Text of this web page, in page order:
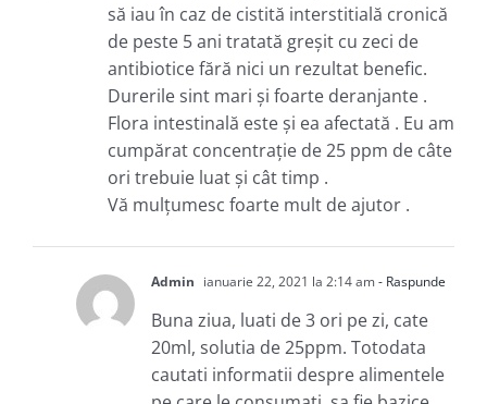
să iau în caz de cistită interstitială cronică
de peste 5 ani tratată greșit cu zeci de
antibiotice fără nici un rezultat benefic.
Durerile sint mari și foarte deranjante .
Flora intestinală este și ea afectată . Eu am
cumpărat concentrație de 25 ppm de câte
ori trebuie luat și cât timp .
Vă mulțumesc foarte mult de ajutor .
Admin ianuarie 22, 2021 la 2:14 am- Raspunde
Buna ziua, luati de 3 ori pe zi, cate
20ml, solutia de 25ppm. Totodata
cautati informatii despre alimentele